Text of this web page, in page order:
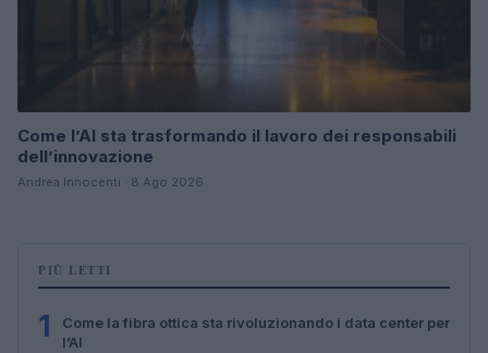
Come l’AI sta trasformando il lavoro dei responsabili
dell’innovazione
Andrea Innocenti · 8 Ago 2026
PIÙ LETTI
1
Come la fibra ottica sta rivoluzionando i data center per
l’AI